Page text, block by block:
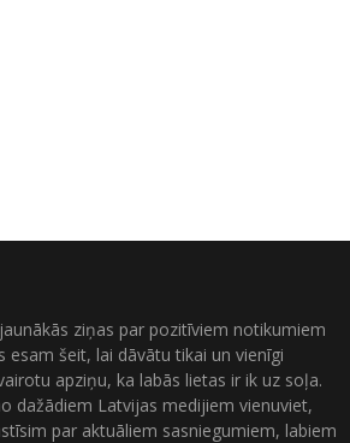
ziņas par pozitīviem notikumiem
esam šeit, lai dāvātu tikai un vienīgi
apziņu, ka labās lietas ir ik uz soļa.
dažādiem Latvijas medijiem vienuviet,
par aktuāliem sasniegumiem, labiem